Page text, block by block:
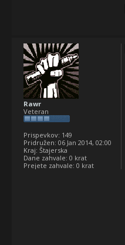
Rawr
Veteran
Prispevkov: 149
Pridružen: 06 Jan 2014, 02:00
Kraj: Štajerska
Dane zahvale: 0 krat
Prejete zahvale: 0 krat